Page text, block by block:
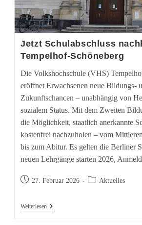
Jetzt Schulabschluss
Tempelhof-Schöneberg
Die Volkshochschule (VHS)
eröffnet Erwachsenen neue Bildungs-
Zukunftschancen – unabhängig von
sozialem Status. Mit dem Zweiten
die Möglichkeit, staatlich anerkannte
kostenfrei nachzuholen – vom
bis zum Abitur. Es gelten die Berliner
neuen Lehrgänge starten 2026,
Beitrag27. Februar 2026
Beitrags-
Aktuelles
WeiterlesenJetzt